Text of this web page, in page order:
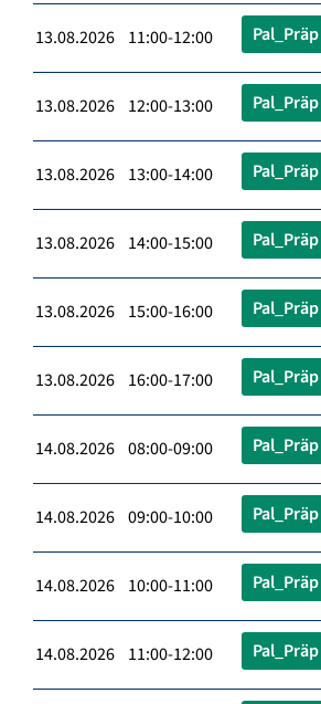
13.08.2026 11:00-12:00 Pal_Präp
13.08.2026 12:00-13:00 Pal_Präp
13.08.2026 13:00-14:00 Pal_Präp
13.08.2026 14:00-15:00 Pal_Präp
13.08.2026 15:00-16:00 Pal_Präp
13.08.2026 16:00-17:00 Pal_Präp
14.08.2026 08:00-09:00 Pal_Präp
14.08.2026 09:00-10:00 Pal_Präp
14.08.2026 10:00-11:00 Pal_Präp
14.08.2026 11:00-12:00 Pal_Präp